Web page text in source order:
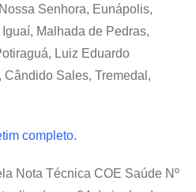
Senhora, Eunápolis,
Malhada de Pedras,
Luiz Eduardo
Cândido Sales, Tremedal,
completo.
Nota Técnica COE Saúde Nº